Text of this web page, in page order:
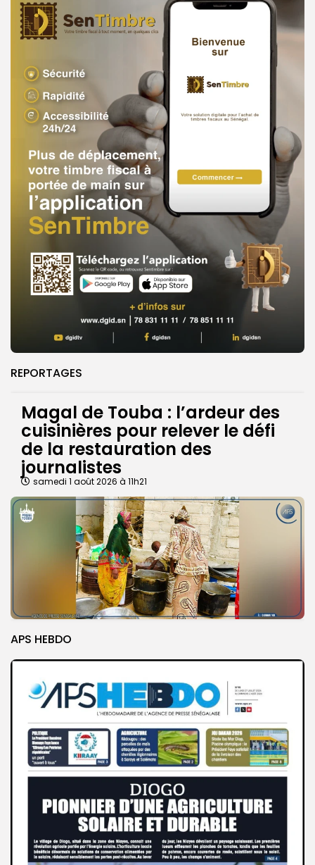
REPORTAGES
Magal de Touba : l’ardeur des
cuisinières pour relever le défi
de la restauration des
journalistes
samedi 1 août 2026 à 11h21
APS HEBDO